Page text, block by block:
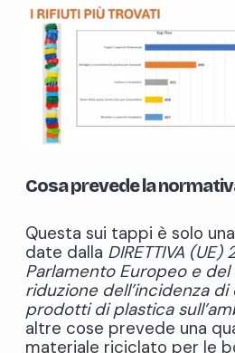
Cosa prevede la
Questa sui tappi è solo
date dalla DIRETTIVA
Parlamento Europeo e del
riduzione dell’incidenza
prodotti di plastica
altre cose prevede una
materiale riciclato per le